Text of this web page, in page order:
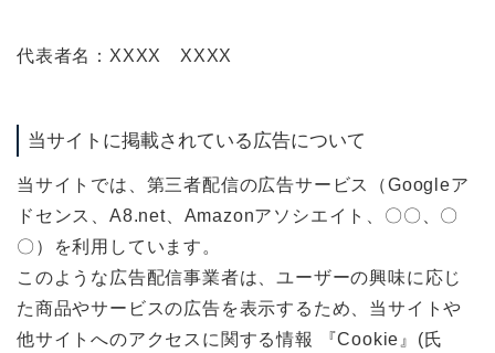
代表者名：XXXX XXXX
当サイトに掲載されている広告について
当サイトでは、第三者配信の広告サービス（Googleア
ドセンス、A8.net、Amazonアソシエイト、〇〇、〇
〇）を利用しています。
このような広告配信事業者は、ユーザーの興味に応じ
た商品やサービスの広告を表示するため、当サイトや
他サイトへのアクセスに関する情報 『Cookie』(氏